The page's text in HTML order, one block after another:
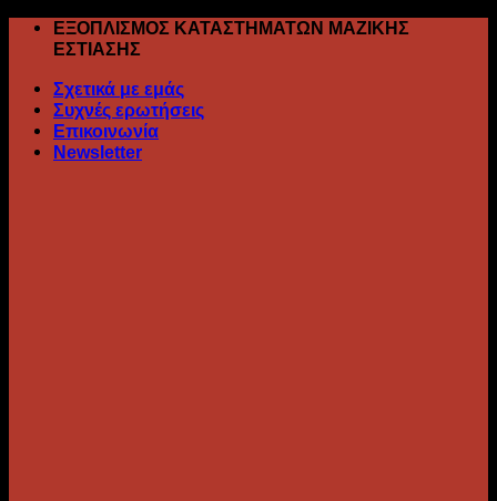
Skip
ΕΞΟΠΛΙΣΜΟΣ ΚΑΤΑΣΤΗΜΑΤΩΝ ΜΑΖΙΚΗΣ
ΕΣΤΙΑΣΗΣ
Σχετικά με εμάς
Συχνές ερωτήσεις
Επικοινωνία
Newsletter